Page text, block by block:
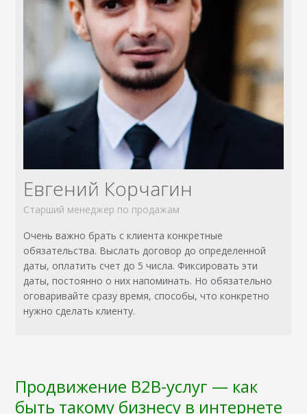
Евгений Корчагин
Старший менеджер по продажам
Очень важно брать с клиента конкретные
обязательства. Выслать договор до определенной
даты, оплатить счет до 5 числа. Фиксировать эти
даты, постоянно о них напоминать. Но обязательно
оговаривайте сразу время, способы, что конкретно
нужно сделать клиенту.
Продвижение B2B-услуг — как
быть такому бизнесу в интернете